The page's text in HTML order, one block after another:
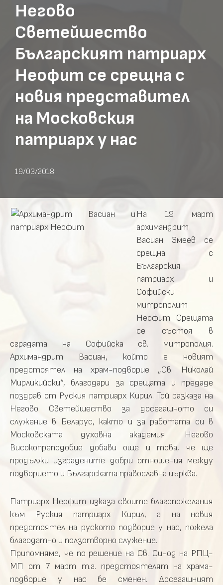
Негово
Светейшество
Българският патриарх
Неофит се срещна с
новия представител
на Московския
патриарх у нас
19/03/2018
На 19 март
архимандрит
Васиан Змеев се
срещна с
Българския
патриарх и
Софийски
митрополит
Неофит. Срещата
се състоя в
сградата на Софийска св. митрополия.
Архимандрит Васиан, който е новият
предстоятел на храм-подворие „Св. Николай
Мирликийски“, благодари за срещата и предаде
поздрав от Руския патриарх Кирил. Той разказа на
Негово Светейшество за досегашното си
служение в Беларус, както и за работата си в
Московската духовна академия. Негово
Високопреподобие добави още и това, че ще
продължи изградените добри отношения между
подворието и Българската православна църква.
Патриарх Неофит изказа своите благопожелания
към Руския патриарх Кирил, а на новия
предстоятел на руското подворие у нас, пожела
благодатно и ползотворно служение.
Припомняме, че по решение на Св. Синод на РПЦ-
МП от 7 март т.г. предстоятелят на храма-
подворие у нас бе сменен. Досегашният